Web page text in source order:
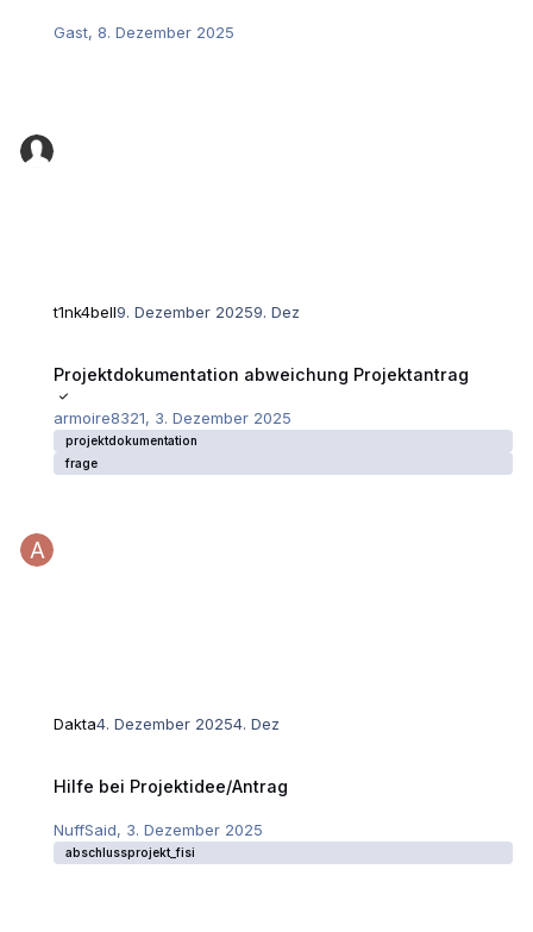
Gast, 8. Dezember 2025
t1nk4bell9. Dezember 20259. Dez
Projektdokumentation abweichung Projektantrag
armoire8321, 3. Dezember 2025
projektdokumentation
frage
Dakta4. Dezember 20254. Dez
Hilfe bei Projektidee/Antrag
NuffSaid, 3. Dezember 2025
abschlussprojekt_fisi